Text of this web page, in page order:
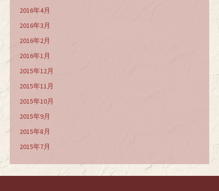
2016年4月
2016年3月
2016年2月
2016年1月
2015年12月
2015年11月
2015年10月
2015年9月
2015年8月
2015年7月